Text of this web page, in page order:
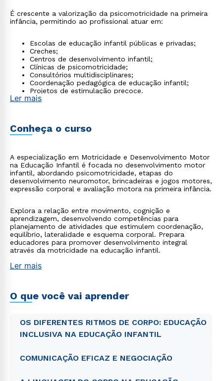
É crescente a valorização da psicomotricidade na primeira
infância, permitindo ao profissional atuar em:
Escolas de educação infantil públicas e privadas;
Creches;
Centros de desenvolvimento infantil;
Clínicas de psicomotricidade;
Consultórios multidisciplinares;
Coordenação pedagógica de educação infantil;
Projetos de estimulação precoce.
Ler mais
Conheça o curso
A especialização em Motricidade e Desenvolvimento Motor
na Educação Infantil é focada no desenvolvimento motor
infantil, abordando psicomotricidade, etapas do
desenvolvimento neuromotor, brincadeiras e jogos motores,
expressão corporal e avaliação motora na primeira infância.
Explora a relação entre movimento, cognição e
aprendizagem, desenvolvendo competências para
planejamento de atividades que estimulem coordenação,
equilíbrio, lateralidade e esquema corporal. Prepara
educadores para promover desenvolvimento integral
através da motricidade na educação infantil.
Ler mais
O que você vai aprender
OS DIFERENTES RITMOS DE CORPO: EDUCAÇÃO
INCLUSIVA NA EDUCAÇÃO INFANTIL
COMUNICAÇÃO EFICAZ E NEGOCIAÇÃO